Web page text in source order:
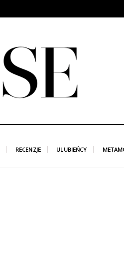
RECENZJE ULUBIEŃCY